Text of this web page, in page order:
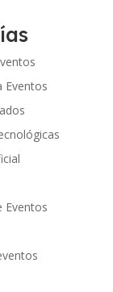
Eventos
Eventos